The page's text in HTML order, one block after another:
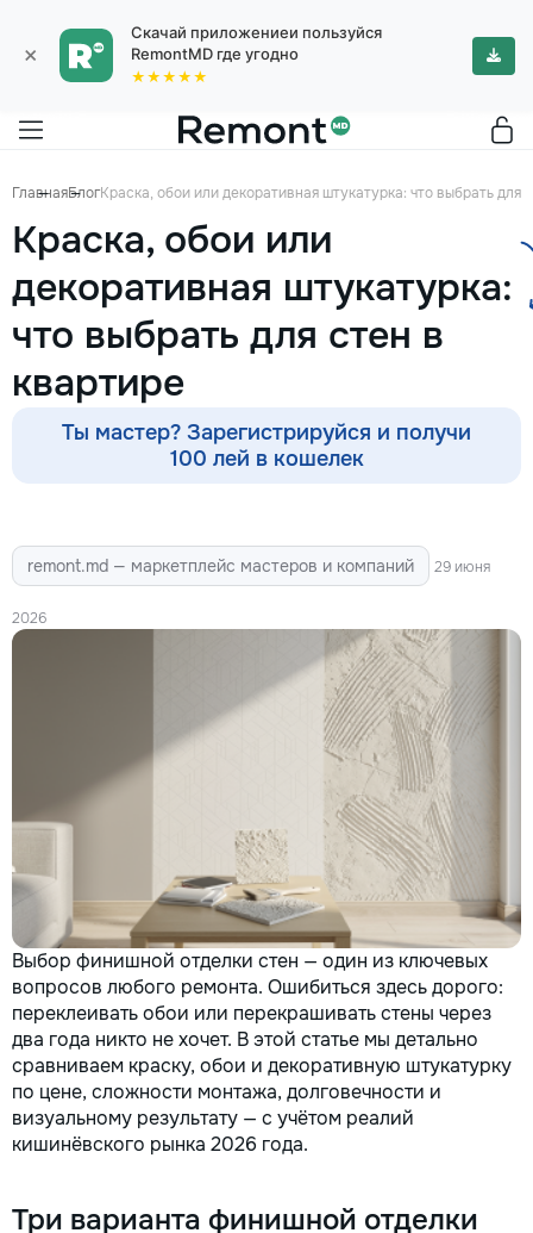
×
Скачай приложениеи пользуйся
RemontMD где угодно
★★★★★
ГлавнаяБлогКраска, обои или декоративная штукатурка: что выбрать для
Краска, обои или
декоративная штукатурка:
что выбрать для стен в
квартире
Ты мастер? Зарегистрируйся и получи
100 лей в кошелек
remont.md — маркетплейс мастеров и компаний 29 июня
2026
Выбор финишной отделки стен — один из ключевых
вопросов любого ремонта. Ошибиться здесь дорого:
переклеивать обои или перекрашивать стены через
два года никто не хочет. В этой статье мы детально
сравниваем краску, обои и декоративную штукатурку
по цене, сложности монтажа, долговечности и
визуальному результату — с учётом реалий
кишинёвского рынка 2026 года.
Три варианта финишной отделки